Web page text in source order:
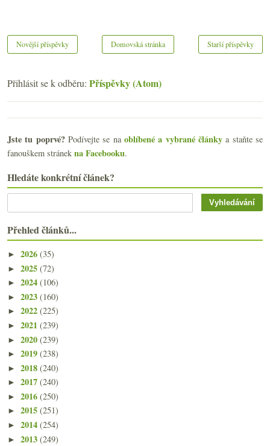
Novější příspěvky Starší příspěvky
Domovská stránka
Přihlásit se k odběru: Příspěvky (Atom)
Jste tu poprvé?Podívejte se naoblíbené a vybrané články a staňte se
fanouškem stránek na Facebooku.
Hledáte konkrétní článek?
Přehled článků...
► 2026 (35)
► 2025 (72)
► 2024 (106)
► 2023 (160)
► 2022 (225)
► 2021 (239)
► 2020 (239)
► 2019 (238)
► 2018 (240)
► 2017 (240)
► 2016 (250)
► 2015 (251)
► 2014 (254)
► 2013 (249)